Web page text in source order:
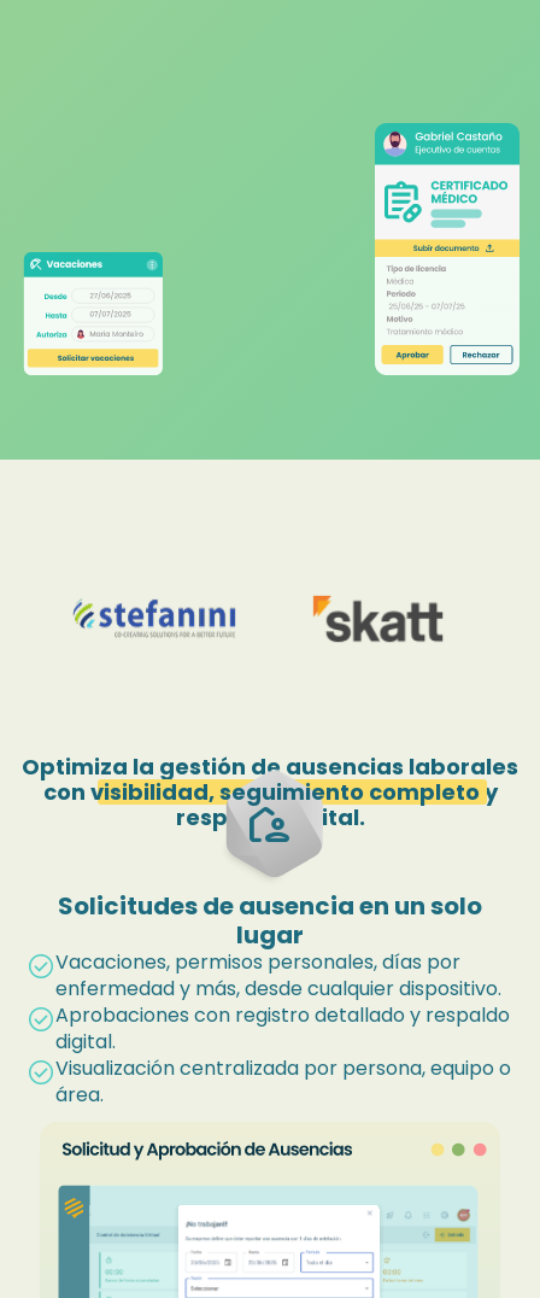
Optimiza la gestión de ausencias laborales
con visibilidad, seguimiento completo y
respaldo digital.
Solicitudes de ausencia en un solo
lugar
location_away
check_circleVacaciones, permisos personales, días por
enfermedad y más, desde cualquier dispositivo.
check_circleAprobaciones con registro detallado y respaldo
digital.
check_circleVisualización centralizada por persona, equipo o
área.